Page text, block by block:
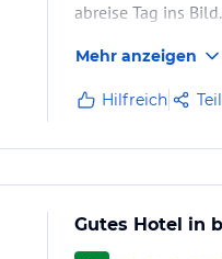
abreise Tag ins
Mehr anzeigen
Hilfreich
Gutes Hotel in